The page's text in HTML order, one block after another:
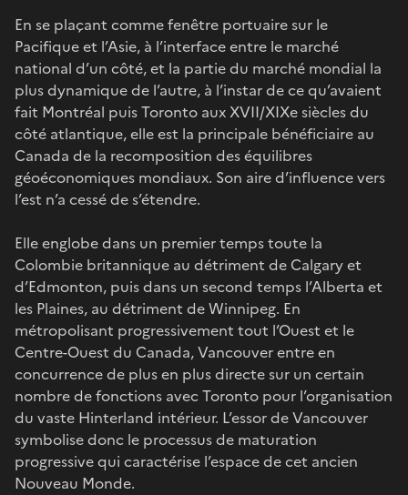
En se plaçant comme fenêtre portuaire sur le
Pacifique et l’Asie, à l’interface entre le marché
national d’un côté, et la partie du marché mondial la
plus dynamique de l’autre, à l’instar de ce qu’avaient
fait Montréal puis Toronto aux XVII/XIXe siècles du
côté atlantique, elle est la principale bénéficiaire au
Canada de la recomposition des équilibres
géoéconomiques mondiaux. Son aire d’influence vers
l’est n’a cessé de s’étendre.
Elle englobe dans un premier temps toute la
Colombie britannique au détriment de Calgary et
d’Edmonton, puis dans un second temps l’Alberta et
les Plaines, au détriment de Winnipeg. En
métropolisant progressivement tout l’Ouest et le
Centre-Ouest du Canada, Vancouver entre en
concurrence de plus en plus directe sur un certain
nombre de fonctions avec Toronto pour l’organisation
du vaste Hinterland intérieur. L’essor de Vancouver
symbolise donc le processus de maturation
progressive qui caractérise l’espace de cet ancien
Nouveau Monde.